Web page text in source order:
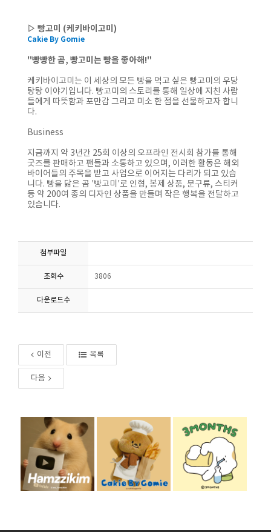
▷ 빵고미 (케키바이고미)
Cakie By Gomie
"빵빵한 곰, 빵고미는 빵을 좋아해!"
케키바이고미는 이 세상의 모든 빵을 먹고 싶은 빵고미의 우당
탕탕 이야기입니다. 빵고미의 스토리를 통해 일상에 지친 사람
들에게 따뜻함과 포만감 그리고 미소 한 점을 선물하고자 합니
다.
Business
지금까지 약 3년간 25회 이상의 오프라인 전시회 참가를 통해
굿즈를 판매하고 팬들과 소통하고 있으며, 이러한 활동은 해외
바이어들의 주목을 받고 사업으로 이어지는 다리가 되고 있습
니다. 빵을 닮은 곰 '빵고미'로 인형, 봉제 상품, 문구류, 스티커
등 약 200여 종의 디자인 상품을 만들며 작은 행복을 전달하고
있습니다.
첨부파일
조회수 3806
다운로드수
이전 목록
다음